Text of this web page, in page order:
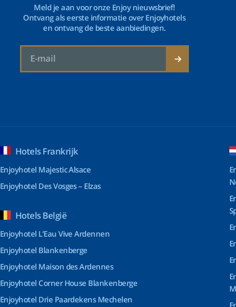
Meld je aan voor onze Enjoy nieuwsbrief!
Ontvang als eerste informatie over Enjoyhotels
en ontvang de beste aanbiedingen.
Hotels Frankrijk
Enjoyhotel Majestic Alsace
Enjoyhotel Des Vosges – Elzas
Hotels België
Enjoyhotel L’Eau Vive Ardennen
Enjoyhotel Blankenberge
Enjoyhotel Maison des Ardennes
Enjoyhotel Corner House Blankenberge
Enjoyhotel Drie Paardekens Mechelen